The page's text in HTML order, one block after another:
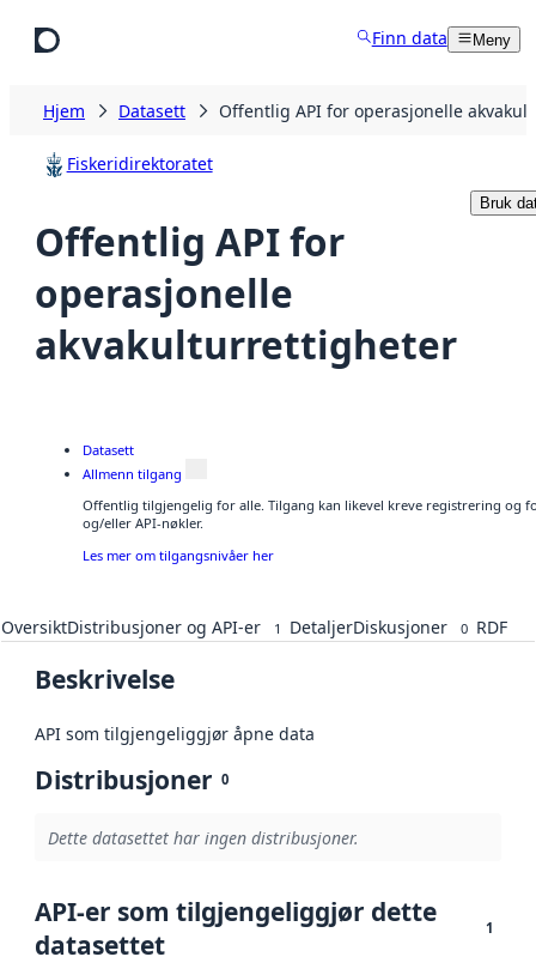
Finn data Meny
Hjem Datasett Offentlig API for operasjonelle
Fiskeridirektoratet
Offentlig API for
operasjonelle
akvakulturrettigheter
Bruk
Datasett
Allmenn tilgang
Offentlig tilgjengelig for alle. Tilgang kan likevel kreve registrering og
og/eller API-nøkler.
Les mer om tilgangsnivåer her
OversiktDistribusjoner og API-er 1 DetaljerDiskusjoner 0 RDF
Beskrivelse
API som tilgjengeliggjør åpne data
Distribusjoner 0
Dette datasettet har ingen distribusjoner.
API-er som tilgjengeliggjør dette
datasettet
1